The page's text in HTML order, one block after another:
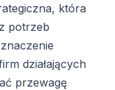
która
potrzeb
działających
przewagę